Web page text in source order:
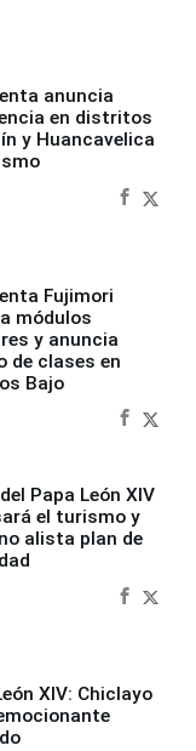
anuncia
en distritos
y Huancavelica
Fujimori
módulos
y anuncia
de clases en
Bajo
Papa León XIV
el turismo y
alista plan de
XIV: Chiclayo